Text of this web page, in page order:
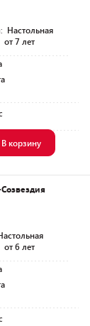
Настольная
от 7 лет
В корзину
от 6 лет